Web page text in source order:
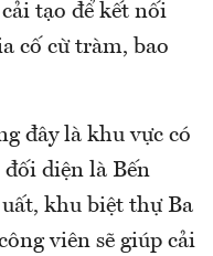
tạo để kết nối
cố cừ tràm, bao
đây là khu vực có
diện là Bến
khu biệt thự Ba
viên sẽ giúp cải